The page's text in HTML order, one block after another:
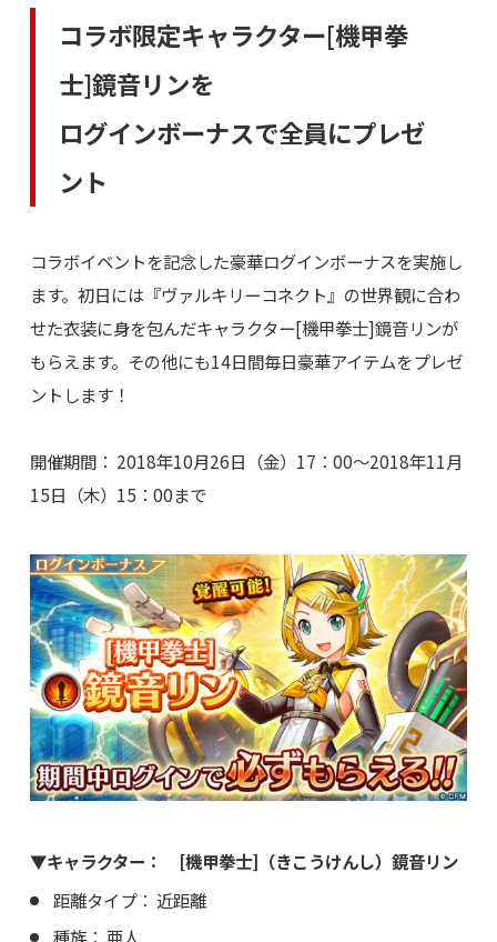
コラボ限定キャラクター[機甲拳
士]鏡音リンを
ログインボーナスで全員にプレゼ
ント
コラボイベントを記念した豪華ログインボーナスを実施し
ます。初日には『ヴァルキリーコネクト』の世界観に合わ
せた衣装に身を包んだキャラクター[機甲拳士]鏡音リンが
もらえます。その他にも14日間毎日豪華アイテムをプレゼ
ントします！
開催期間： 2018年10月26日（金）17：00～2018年11月
15日（木）15：00まで
▼キャラクター： [機甲拳士]（きこうけんし）鏡音リン
距離タイプ： 近距離
種族： 亜人